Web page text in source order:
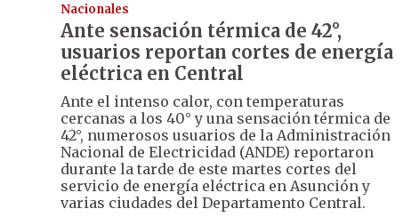
Nacionales
Ante sensación térmica de 42°,
usuarios reportan cortes de energía
eléctrica en Central
Ante el intenso calor, con temperaturas
cercanas a los 40° y una sensación térmica de
42°, numerosos usuarios de la Administración
Nacional de Electricidad (ANDE) reportaron
durante la tarde de este martes cortes del
servicio de energía eléctrica en Asunción y
varias ciudades del Departamento Central.